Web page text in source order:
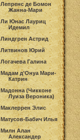
Лепренс де Бомон
Жанна-Мари
Ли Юнас Лауриц
Идемил
Линдгрен Астрид
Литвинов Юрий
Логачева Галина
Мадам д'Онуа Мари-
Катрин
Мадонна (Чикконе
Луиза Вероника)
Маклеррен Элис
Матусов-Бабич Илья
Милн Алан
Александер